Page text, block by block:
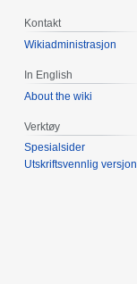
Kontakt
Wikiadministrasjon
In English
About the wiki
Verktøy
Spesialsider
Utskriftsvennlig versjon